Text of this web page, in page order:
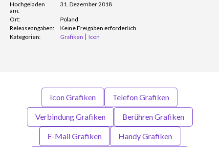
Hochgeladen
am:
31. Dezember 2018
Ort:
Poland
Releaseangaben:
Keine Freigaben erforderlich
Kategorien:
Grafiken Icon
Icon Grafiken Telefon Grafiken
Verbindung Grafiken Berühren Grafiken
E-Mail Grafiken Handy Grafiken